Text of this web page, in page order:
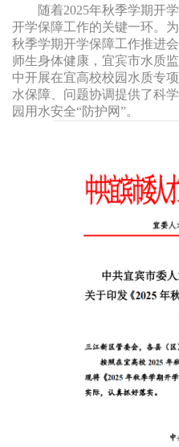
文
化
企
业
培
训
产
源
二
十
大
党
史
专
务
办
理
网
办
流
视
告
告
水
质
公
法
规
各
公
务
通
网
厅
指
南
用
水
网
上
报
随着2025年秋季学期开
开学保障工作的关键一环。
秋季学期开学保障工作推进
师生身体健康，宜宾市水质
中开展在宜高校校园水质专
水保障、问题协调提供了科
园用水安全“防护网”。